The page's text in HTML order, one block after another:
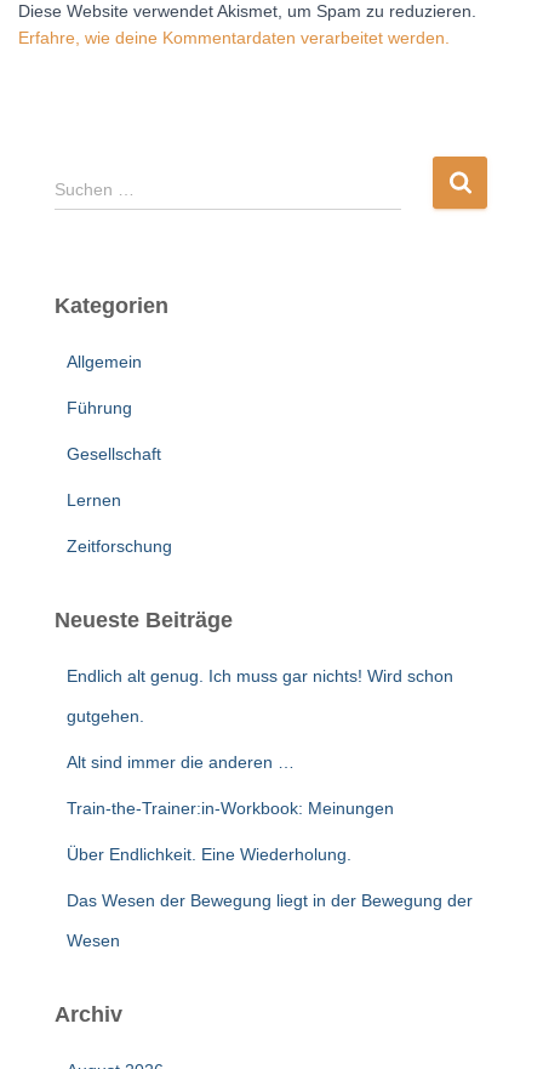
Diese Website verwendet Akismet, um Spam zu reduzieren.
Erfahre, wie deine Kommentardaten verarbeitet werden.
S
u
n
Suchen …
Kategorien
Allgemein
Führung
Gesellschaft
Lernen
Zeitforschung
Neueste Beiträge
Endlich alt genug. Ich muss gar nichts! Wird schon
gutgehen.
Alt sind immer die anderen …
Train-the-Trainer:in-Workbook: Meinungen
Über Endlichkeit. Eine Wiederholung.
Das Wesen der Bewegung liegt in der Bewegung der
Wesen
Archiv